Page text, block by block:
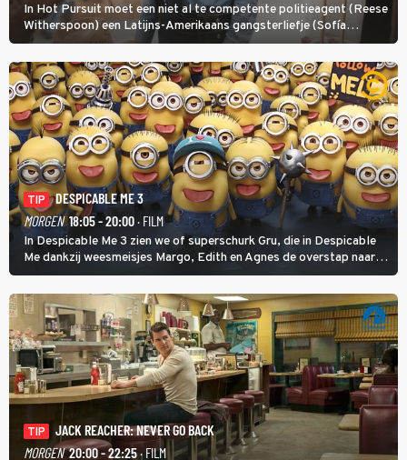
In Hot Pursuit moet een niet al te competente politieagent (Reese
Witherspoon) een Latijns-Amerikaans gangsterliefje (Sofía
Vergara) beschermen tegen corrupte agenten en moordlustige
maffiatypes.
TIP
DESPICABLE ME 3
MORGEN 18:05 - 20:00· FILM
In Despicable Me 3 zien we of superschurk Gru, die in Despicable
Me dankzij weesmeisjes Margo, Edith en Agnes de overstap naar
het rechte pad maakte, ook op dat pad weet te blijven.
TIP
JACK REACHER: NEVER GO BACK
MORGEN 20:00 - 22:25· FILM